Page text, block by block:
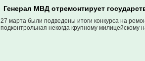
Генерал МВД отремонтирует
27 марта были подведены итоги конкурса на
подконтрольная некогда крупному милицейскому